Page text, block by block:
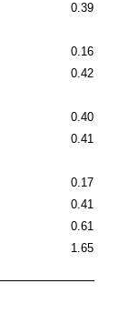
0.39
0.16
0.42
0.40
0.41
0.17
0.41
0.61
1.65